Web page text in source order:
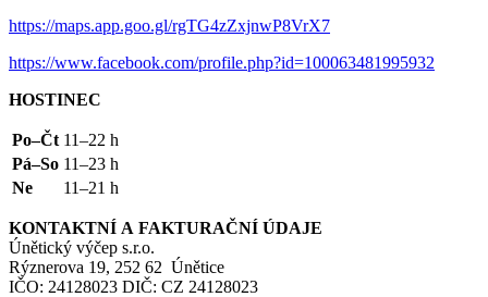
https://maps.app.goo.gl/rgTG4zZxjnwP8VrX7
https://www.facebook.com/profile.php?id=100063481995932
HOSTINEC
Po–Čt 11–22 h
Pá–So 11–23 h
Ne
11–21 h
KONTAKTNÍ A FAKTURAČNÍ ÚDAJE
Únětický výčep s.r.o.
Rýznerova 19, 252 62 Únětice
IČO: 24128023 DIČ: CZ 24128023